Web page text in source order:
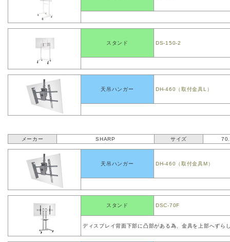
スタンド DS-150-2
天吊ハンガー DH-460（取付金具L）
メーカー SHARP サイズ
天吊ハンガー DH-460（取付金具M）
スタンド DSC-70F
ディスプレイ背面下部に凸部がある為、金具を上部へずら